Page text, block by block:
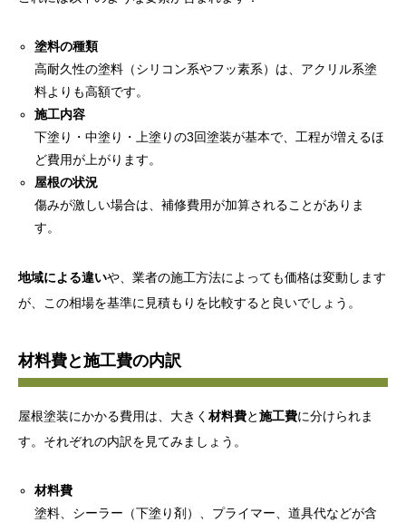
塗料の種類
高耐久性の塗料（シリコン系やフッ素系）は、アクリル系塗
料よりも高額です。
施工内容
下塗り・中塗り・上塗りの3回塗装が基本で、工程が増えるほ
ど費用が上がります。
屋根の状況
傷みが激しい場合は、補修費用が加算されることがありま
す。
地域による違いや、業者の施工方法によっても価格は変動します
が、この相場を基準に見積もりを比較すると良いでしょう。
材料費と施工費の内訳
屋根塗装にかかる費用は、大きく 材料費と施工費に分けられま
す。それぞれの内訳を見てみましょう。
材料費
塗料、シーラー（下塗り剤）、プライマー、道具代などが含